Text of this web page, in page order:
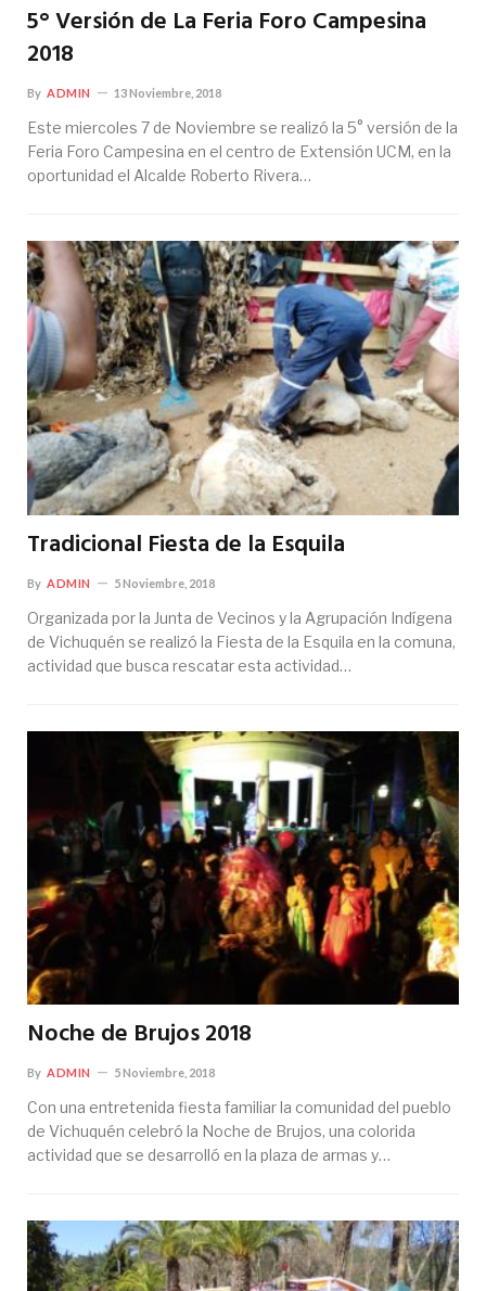
5° Versión de La Feria Foro Campesina
2018
By ADMIN 13 Noviembre, 2018
Este miercoles 7 de Noviembre se realizó la 5° versión de la
Feria Foro Campesina en el centro de Extensión UCM, en la
oportunidad el Alcalde Roberto Rivera…
Tradicional Fiesta de la Esquila
By ADMIN 5 Noviembre, 2018
Organizada por la Junta de Vecinos y la Agrupación Indígena
de Vichuquén se realizó la Fiesta de la Esquila en la comuna,
actividad que busca rescatar esta actividad…
Noche de Brujos 2018
By ADMIN 5 Noviembre, 2018
Con una entretenida fiesta familiar la comunidad del pueblo
de Vichuquén celebró la Noche de Brujos, una colorida
actividad que se desarrolló en la plaza de armas y…